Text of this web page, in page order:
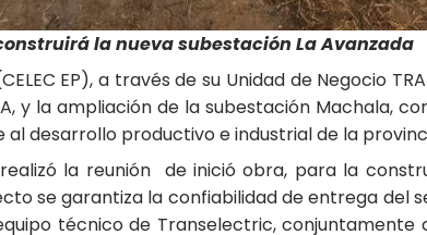
la nueva subestación La Avanzada
EP), a través de su Unidad de Negocio
y la ampliación de la subestación Machala,
desarrollo productivo e industrial de la
la reunión de inició obra, para la
se garantiza la confiabilidad de entrega del
técnico de Transelectric,